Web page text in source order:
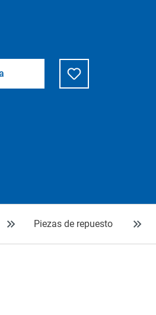
Piezas de repuesto